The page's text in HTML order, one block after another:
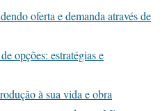
oferta e demanda através de
opções: estratégias e
à sua vida e obra